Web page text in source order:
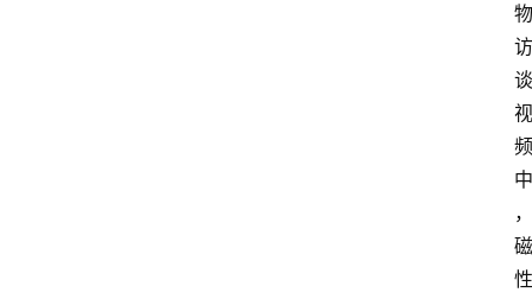
物
访
谈
视
频
中
，
磁
性